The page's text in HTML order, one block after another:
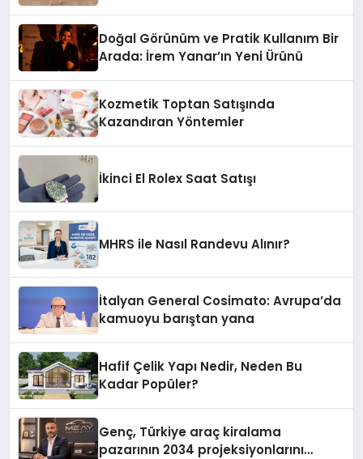
Doğal Görünüm ve Pratik Kullanım Bir
Arada: İrem Yanar’ın Yeni Ürünü
Kozmetik Toptan Satışında
Kazandıran Yöntemler
İkinci El Rolex Saat Satışı
MHRS ile Nasıl Randevu Alınır?
İtalyan General Cosimato: Avrupa’da
kamuoyu barıştan yana
Hafif Çelik Yapı Nedir, Neden Bu
Kadar Popüler?
Genç, Türkiye araç kiralama
pazarının 2034 projeksiyonlarını